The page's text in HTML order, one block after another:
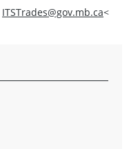
ITSTrades@gov.mb.ca<